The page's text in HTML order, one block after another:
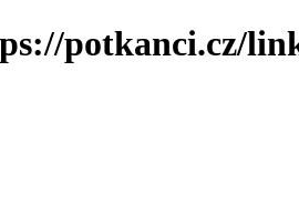
potkanci.cz/